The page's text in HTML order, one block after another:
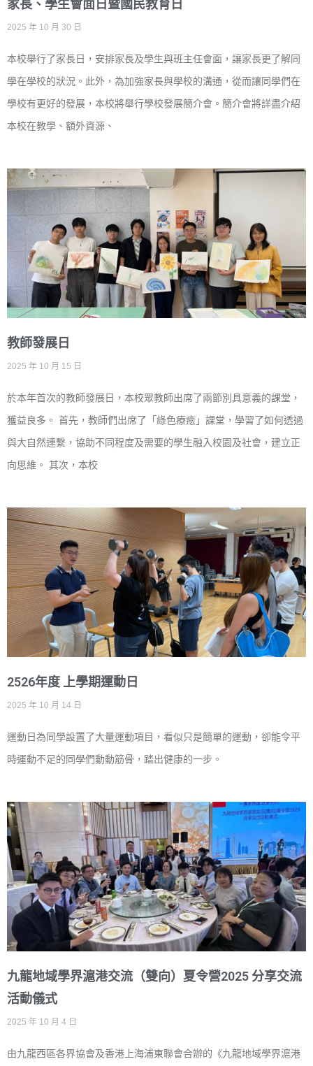
家長、學生會面日暨國民教育日
2025 年 10 月 30 日
本校舉行了家長日，安排家長及學生與班主任會面，讓家長更了解同
學在學校的狀況。此外，為加強家長與學校的溝通，從而讓同學們在
學校有更好的發展，本校將舉行學校發展簡介會。簡介會將詳盡介紹
本校在教學、額外資源、
教師發展日
2025 年 10 月 15 日
於本年首次的教師發展日，本校眾教師出席了兩節別具意義的課堂，
獲益良多。 首先，教師們出席了「綠色療癒」課堂，學習了如何透過
與大自然連繫，協助不同程度及需要的學生融入校園及社會，建立正
向思維。 其次，本校
2526年度 上學期運動日
2025 年 10 月 14 日
運動日為同學設置了大量運動項目，看似只是簡單的運動，卻能令平
時運動不足的同學們動動筋骨，踏出健康的一步。
九龍地域學界滬港交流（雙向）夏令營2025 分享交流
活動儀式
2025 年 10 月 4 日
由九龍西區各界協會及香港上海浦東聯會合辦的《九龍地域學界滬港